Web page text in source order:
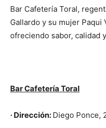
Bar Cafetería Toral,
Gallardo y su mujer Paqui
ofreciendo sabor, calidad
Bar Cafetería Toral
· Dirección: Diego Ponce,